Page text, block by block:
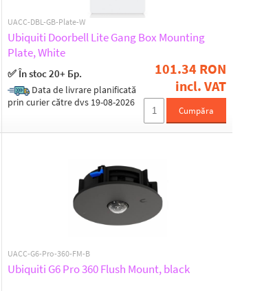
UACC-DBL-GB-Plate-W
Ubiquiti Doorbell Lite Gang Box Mounting
Plate, White
✅ În stoc 20+ Бр.
Data de livrare planificată
prin curier către dvs 19-08-2026
101.34 RON
incl. VAT
Cumpăra
UACC-G6-Pro-360-FM-B
Ubiquiti G6 Pro 360 Flush Mount, black